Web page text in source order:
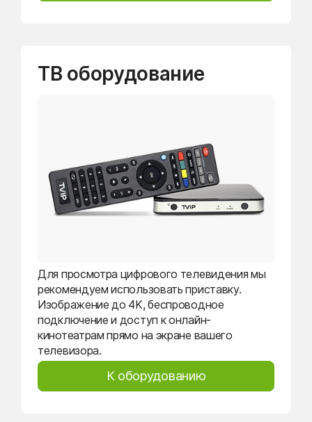
ТВ оборудование
Для просмотра цифрового телевидения мы
рекомендуем использовать приставку.
Изображение до 4K, беспроводное
подключение и доступ к онлайн-
кинотеатрам прямо на экране вашего
телевизора.
К оборудованию